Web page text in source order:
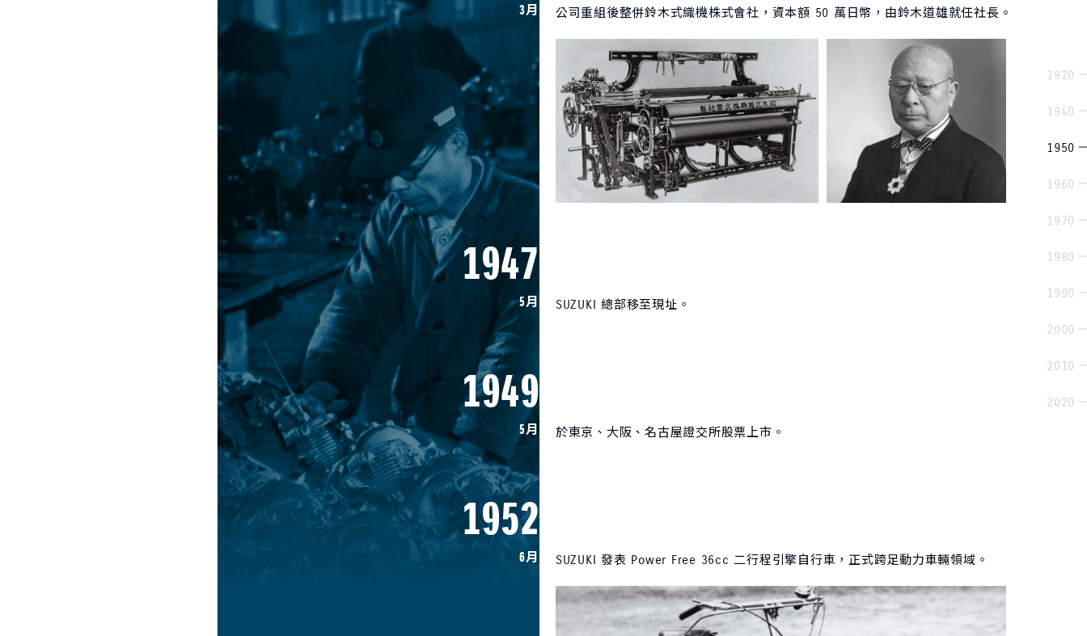
1920
1940
1950
1960
1970
1980
1990
2000
2010
2020
3月 公司重組後整併鈴木式織機株式會社，資本額 50 萬日幣，由鈴木道雄就任社長。
1947
5月 SUZUKI 總部移至現址。
1949
5月 於東京、大阪、名古屋證交所股票上市。
1952
6月 SUZUKI 發表 Power Free 36cc 二行程引擎自行車，正式跨足動力車輛領域。